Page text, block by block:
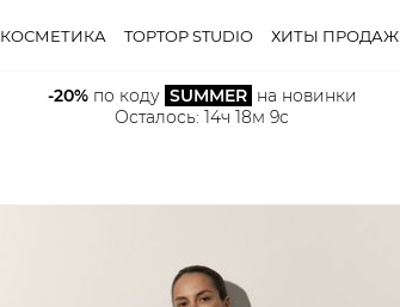
КОСМЕТИКА TOPTOP STUDIO ХИТЫ ПРОДАЖ
-20% по коду SUMMER на новинки
Осталось: 14ч 18м 8с